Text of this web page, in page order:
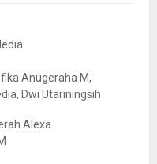
Anugeraha M,
Dwi Utariningsih
Alexa